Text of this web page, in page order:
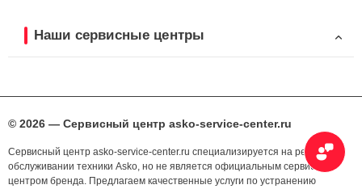
Наши сервисные центры
© 2026 — Сервисный центр asko-service-center.ru
Сервисный центр asko-service-center.ru специализируется на ремонте и
обслуживании техники Asko, но не является официальным сервисным
центром бренда. Предлагаем качественные услуги по устранению